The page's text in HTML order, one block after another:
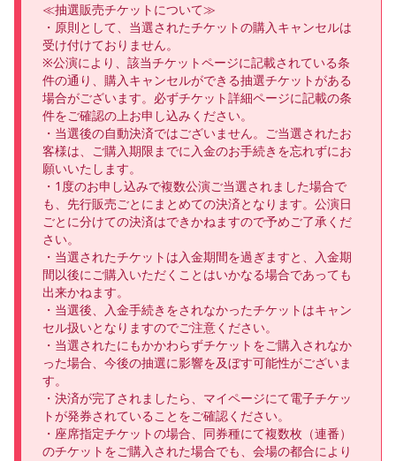
≪抽選販売チケットについて≫
・原則として、当選されたチケットの購入キャンセルは
受け付けておりません。
※公演により、該当チケットページに記載されている条
件の通り、購入キャンセルができる抽選チケットがある
場合がございます。必ずチケット詳細ページに記載の条
件をご確認の上お申し込みください。
・当選後の自動決済ではございません。ご当選されたお
客様は、ご購入期限までに入金のお手続きを忘れずにお
願いいたします。
・1度のお申し込みで複数公演ご当選されました場合で
も、先行販売ごとにまとめての決済となります。公演日
ごとに分けての決済はできかねますので予めご了承くだ
さい。
・当選されたチケットは入金期間を過ぎますと、入金期
間以後にご購入いただくことはいかなる場合であっても
出来かねます。
・当選後、入金手続きをされなかったチケットはキャン
セル扱いとなりますのでご注意ください。
・当選されたにもかかわらずチケットをご購入されなか
った場合、今後の抽選に影響を及ぼす可能性がございま
す。
・決済が完了されましたら、マイページにて電子チケッ
トが発券されていることをご確認ください。
・座席指定チケットの場合、同券種にて複数枚（連番）
のチケットをご購入された場合でも、会場の都合により